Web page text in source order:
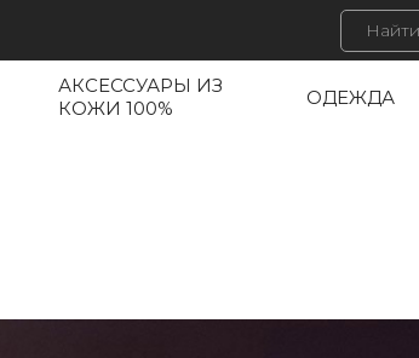
АКСЕССУАРЫ ИЗ
КОЖИ 100%
ОДЕЖДА